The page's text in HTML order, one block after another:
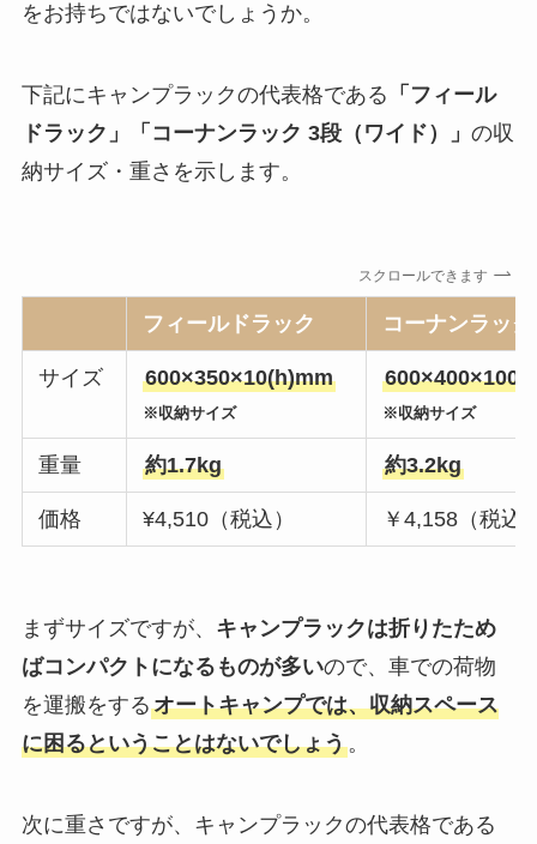
をお持ちではないでしょうか。
下記にキャンプラックの代表格である 「フィール
ドラック」「コーナンラック 3段（ワイド）」 の収
納サイズ・重さを示します。
スクロールできます
フィールドラック コーナンラッ
サイズ 600×350×10(h)mm
※収納サイズ ※収納サイズ
重量 約1.7kg 約3.2kg
価格 ¥4,510（税込） ￥4,158（税込
まずサイズですが、 キャンプラックは折りたため
ばコンパクトになるものが多いので、車での荷物
を運搬をするオートキャンプでは、収納スペース
に困るということはないでしょう。
次に重さですが、キャンプラックの代表格である